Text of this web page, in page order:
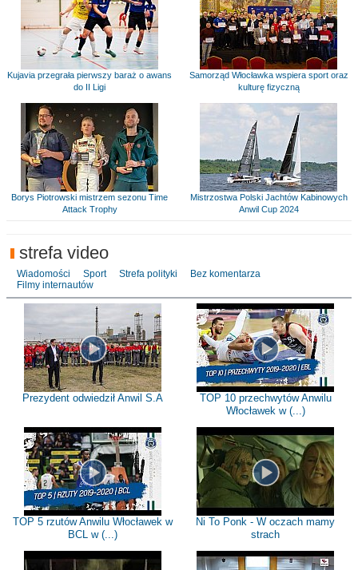
Kujavia przegrała pierwszy baraż o awans
do II Ligi
Samorząd Włocławka wspiera sport oraz
kulturę fizyczną
Borys Piotrowski mistrzem sezonu Time
Attack Trophy
Mistrzostwa Polski Jachtów Kabinowych
Anwil Cup 2024
strefa video
Wiadomości Sport Strefa polityki
Bez komentarza
Filmy internautów
Prezydent odwiedził Anwil S.A
TOP 10 przechwytów Anwilu
Włocławek w (...)
TOP 5 rzutów Anwilu Włocławek w
BCL w (...)
Ni To Ponk - W oczach mamy
strach